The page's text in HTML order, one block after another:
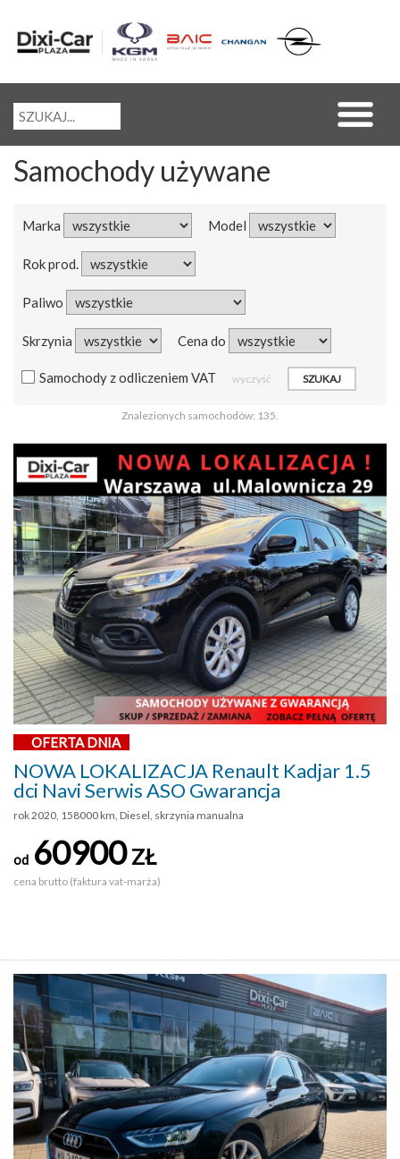
Samochody używane
Marka Model
Rok prod.
Paliwo
Skrzynia Cena do
Samochody z odliczeniem VAT wyczyść
Znalezionych samochodów: 135.
OFERTA DNIA
NOWA LOKALIZACJA Renault Kadjar 1.5
dci Navi Serwis ASO Gwarancja
rok 2020, 158000 km, Diesel, skrzynia manualna
od 60900ZŁ
cena brutto (faktura vat-marża)